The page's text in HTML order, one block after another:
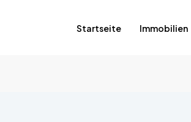
Startseite Immobilien